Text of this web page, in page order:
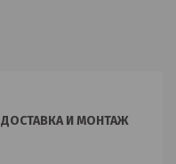
ДОСТАВКА И МОНТАЖ